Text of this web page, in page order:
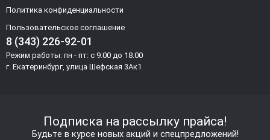
Политика конфиденциальности
Пользовательское соглашение
8 (343) 226-92-01
Режим работы: пн - пт: с 9.00 до 18.00
г. Екатеринбург, улица Шефская 3Ак1
Подписка на рассылку прайса!
Будьте в курсе новых акций и спецпредложений!